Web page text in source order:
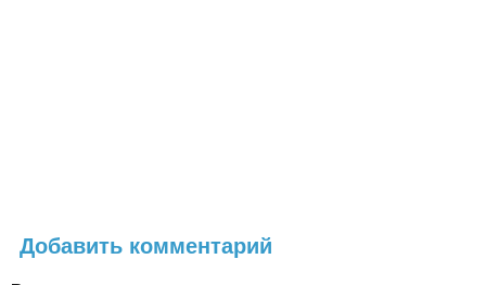
Добавить комментарий